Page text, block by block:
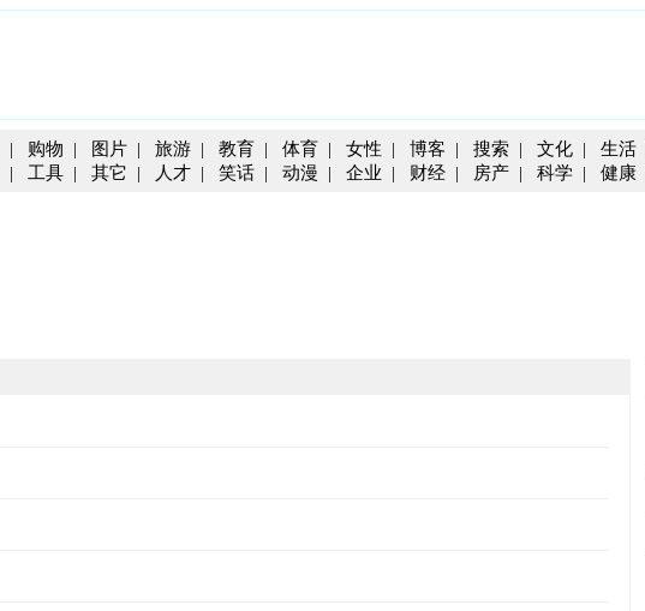
| 购物 | 图片 | 旅游 | 教育 | 体育 | 女性 | 博客 | 搜索 | 文化 | 生活
| 工具 | 其它 | 人才 | 笑话 | 动漫 | 企业 | 财经 | 房产 | 科学 | 健康